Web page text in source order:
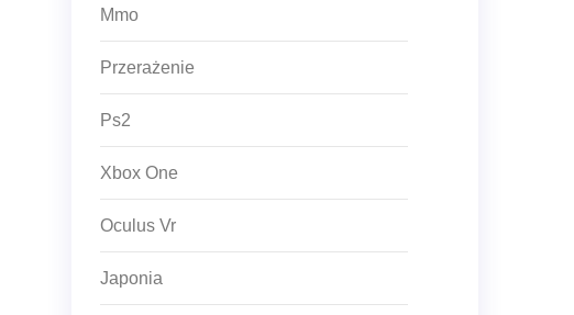
Mmo
Przerażenie
Ps2
Xbox One
Oculus Vr
Japonia